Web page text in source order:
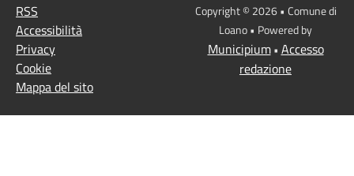
RSS
Accessibilità
Privacy
Cookie
Mappa del sito
Copyright © 2026 • Comune di
Loano • Powered by
Municipium• Accesso
redazione